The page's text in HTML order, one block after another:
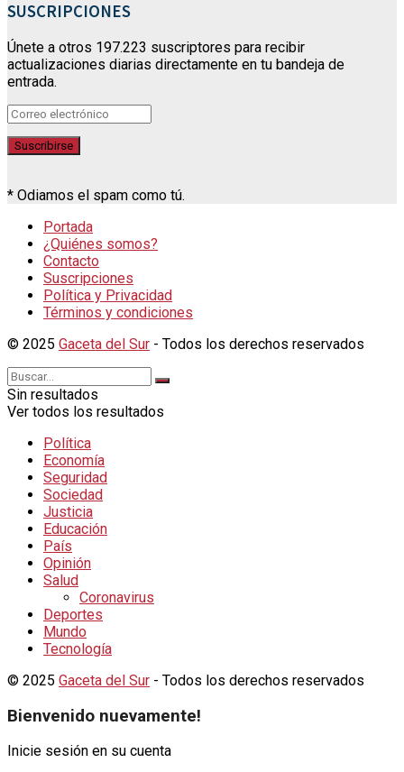
SUSCRIPCIONES
Únete a otros 197.223 suscriptores para recibir
actualizaciones diarias directamente en tu bandeja de
entrada.
* Odiamos el spam como tú.
Portada
¿Quiénes somos?
Contacto
Suscripciones
Política y Privacidad
Términos y condiciones
© 2025 Gaceta del Sur - Todos los derechos reservados
Sin resultados
Ver todos los resultados
Política
Economía
Seguridad
Sociedad
Justicia
Educación
País
Opinión
Salud
Coronavirus
Deportes
Mundo
Tecnología
© 2025 Gaceta del Sur - Todos los derechos reservados
Bienvenido nuevamente!
Inicie sesión en su cuenta